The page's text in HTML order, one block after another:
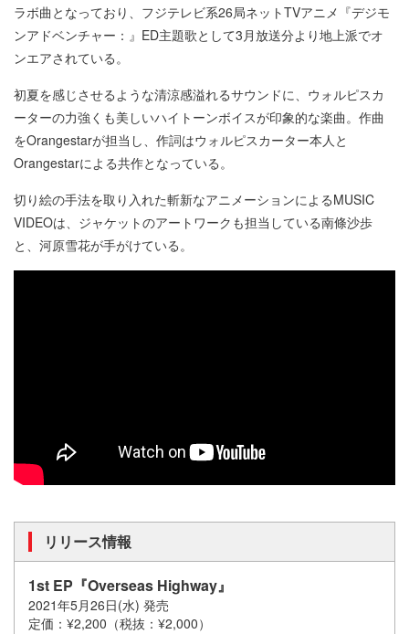
ラボ曲となっており、フジテレビ系26局ネットTVアニメ『デジモ
ンアドベンチャー：』ED主題歌として3月放送分より地上派でオ
ンエアされている。
初夏を感じさせるような清涼感溢れるサウンドに、ウォルピスカ
ーターの力強くも美しいハイトーンボイスが印象的な楽曲。作曲
をOrangestarが担当し、作詞はウォルピスカーター本人と
Orangestarによる共作となっている。
切り絵の手法を取り入れた斬新なアニメーションによるMUSIC
VIDEOは、ジャケットのアートワークも担当している南條沙歩
と、河原雪花が手がけている。
リリース情報
1st EP『Overseas Highway』
2021年5月26日(水) 発売
定価：¥2,200（税抜：¥2,000）